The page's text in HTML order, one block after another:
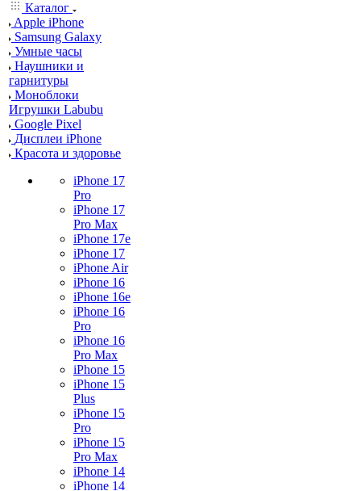
Каталог
Apple iPhone
Samsung Galaxy
Умные часы
Наушники и
гарнитуры
Моноблоки
Игрушки Labubu
Google Pixel
Дисплеи iPhone
Красота и здоровье
iPhone 17
Pro
iPhone 17
Pro Max
iPhone 17e
iPhone 17
iPhone Air
iPhone 16
iPhone 16e
iPhone 16
Pro
iPhone 16
Pro Max
iPhone 15
iPhone 15
Plus
iPhone 15
Pro
iPhone 15
Pro Max
iPhone 14
iPhone 14